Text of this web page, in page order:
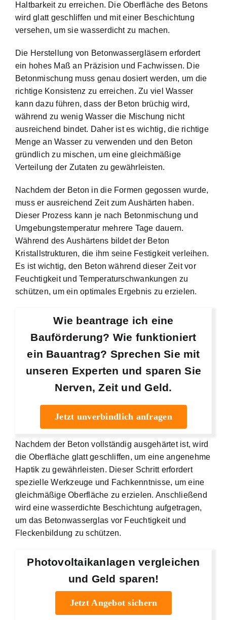
Haltbarkeit zu erreichen. Die Oberfläche des Betons
wird glatt geschliffen und mit einer Beschichtung
versehen, um sie wasserdicht zu machen.
Die Herstellung von Betonwassergläsern erfordert
ein hohes Maß an Präzision und Fachwissen. Die
Betonmischung muss genau dosiert werden, um die
richtige Konsistenz zu erreichen. Zu viel Wasser
kann dazu führen, dass der Beton brüchig wird,
während zu wenig Wasser die Mischung nicht
ausreichend bindet. Daher ist es wichtig, die richtige
Menge an Wasser zu verwenden und den Beton
gründlich zu mischen, um eine gleichmäßige
Verteilung der Zutaten zu gewährleisten.
Nachdem der Beton in die Formen gegossen wurde,
muss er ausreichend Zeit zum Aushärten haben.
Dieser Prozess kann je nach Betonmischung und
Umgebungstemperatur mehrere Tage dauern.
Während des Aushärtens bildet der Beton
Kristallstrukturen, die ihm seine Festigkeit verleihen.
Es ist wichtig, den Beton während dieser Zeit vor
Feuchtigkeit und Temperaturschwankungen zu
schützen, um ein optimales Ergebnis zu erzielen.
Wie beantrage ich eine
Bauförderung? Wie funktioniert
ein Bauantrag? Sprechen Sie mit
unseren Experten und sparen Sie
Nerven, Zeit und Geld.
Jetzt unverbindlich anfragen
Nachdem der Beton vollständig ausgehärtet ist, wird
die Oberfläche glatt geschliffen, um eine angenehme
Haptik zu gewährleisten. Dieser Schritt erfordert
spezielle Werkzeuge und Fachkenntnisse, um eine
gleichmäßige Oberfläche zu erzielen. Anschließend
wird eine wasserdichte Beschichtung aufgetragen,
um das Betonwasserglas vor Feuchtigkeit und
Fleckenbildung zu schützen.
Photovoltaikanlagen vergleichen
und Geld sparen!
Jetzt Angebot sichern